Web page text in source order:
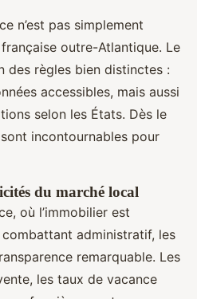
n’est pas simplement
outre-Atlantique. Le
des règles bien distinctes :
accessibles, mais aussi
selon les États. Dès le
incontournables pour
du marché local
où l’immobilier est
administratif, les
remarquable. Les
les taux de vacance